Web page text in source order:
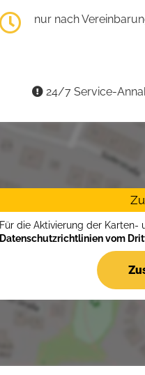
nur nach
24/7 Service-
Für die Aktivierung der
Datenschutzrichtlinien vom